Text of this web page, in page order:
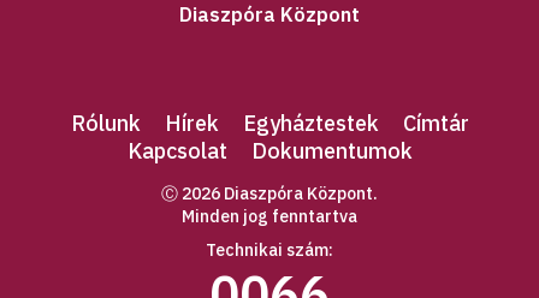
Diaszpóra Központ
Rólunk Hírek Egyháztestek
Címtár
Kapcsolat
Dokumentumok
Ⓒ 2026 Diaszpóra Központ.
Minden jog fenntartva
Technikai szám: